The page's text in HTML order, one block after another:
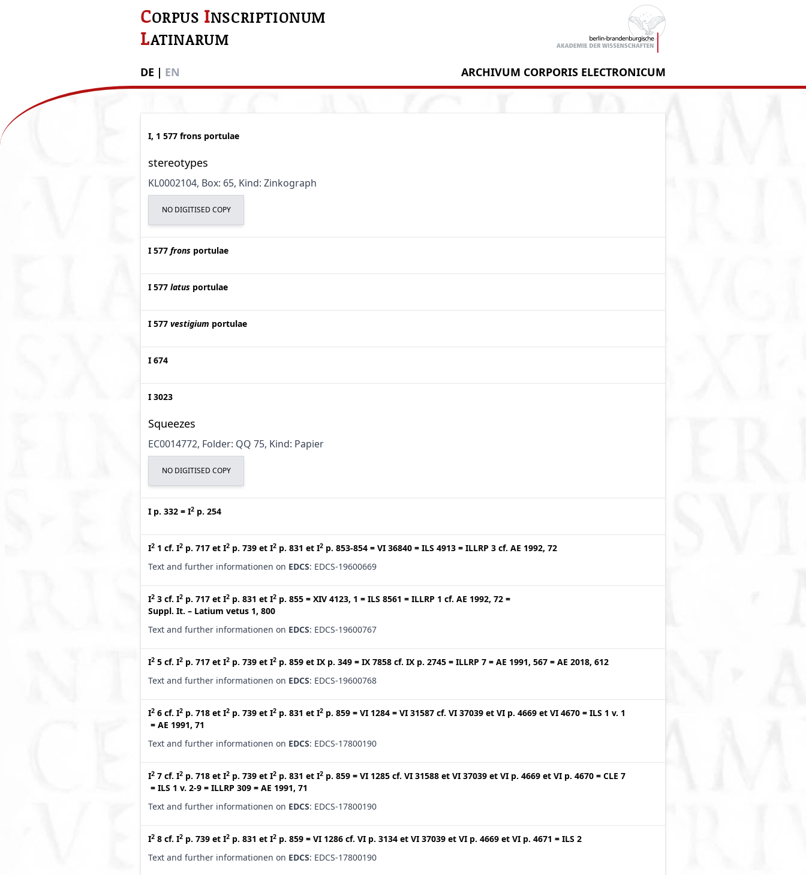
CORPUS INSCRIPTIONUM
LATINARUM
DE | EN ARCHIVUM CORPORIS ELECTRONICUM
I, 1 577 frons portulae
stereotypes
KL0002104, Box: 65, Kind: Zinkograph
NO DIGITISED COPY
I 577 frons portulae
I 577 latus portulae
I 577 vestigium portulae
I 674
I 3023
Squeezes
EC0014772, Folder: QQ 75, Kind: Papier
NO DIGITISED COPY
I p. 332 = I2 p. 254
I2 1 cf. I2 p. 717 et I2 p. 739 et I2 p. 831 et I2 p. 853-854 = VI 36840 = ILS 4913 = ILLRP 3 cf. AE 1992, 72
Text and further informationen on EDCS: EDCS-19600669
I2 3 cf. I2 p. 717 et I2 p. 831 et I2 p. 855 = XIV 4123, 1 = ILS 8561 = ILLRP 1 cf. AE 1992, 72 =
Suppl. It. – Latium vetus 1, 800
Text and further informationen on EDCS: EDCS-19600767
I2 5 cf. I2 p. 717 et I2 p. 739 et I2 p. 859 et IX p. 349 = IX 7858 cf. IX p. 2745 = ILLRP 7 = AE 1991, 567 = AE 2018, 612
Text and further informationen on EDCS: EDCS-19600768
I2 6 cf. I2 p. 718 et I2 p. 739 et I2 p. 831 et I2 p. 859 = VI 1284 = VI 31587 cf. VI 37039 et VI p. 4669 et VI 4670 = ILS 1 v. 1
= AE 1991, 71
Text and further informationen on EDCS: EDCS-17800190
I2 7 cf. I2 p. 718 et I2 p. 739 et I2 p. 831 et I2 p. 859 = VI 1285 cf. VI 31588 et VI 37039 et VI p. 4669 et VI p. 4670 = CLE 7
= ILS 1 v. 2-9 = ILLRP 309 = AE 1991, 71
Text and further informationen on EDCS: EDCS-17800190
I2 8 cf. I2 p. 739 et I2 p. 831 et I2 p. 859 = VI 1286 cf. VI p. 3134 et VI 37039 et VI p. 4669 et VI p. 4671 = ILS 2
Text and further informationen on EDCS: EDCS-17800190